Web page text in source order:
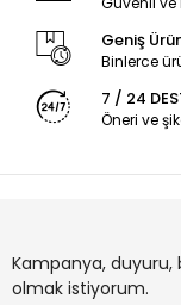
Geniş
Binlerce
7 / 24
Öneri ve
Kampanya,
olmak istiyorum.